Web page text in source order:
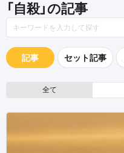
「自殺」の記事
記事 セット記事
全て